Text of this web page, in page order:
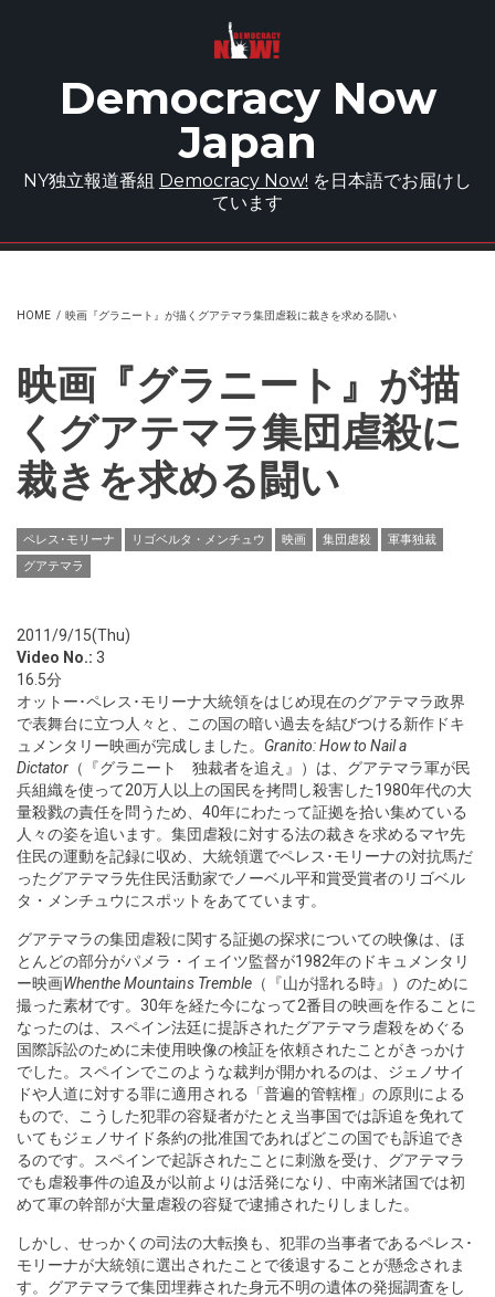
Democracy Now
Japan
NY独立報道番組 Democracy Now! を日本語でお届けし
ています
HOME / 映画『グラニート』が描くグアテマラ集団虐殺に裁きを求める闘い
映画『グラニート』が描
くグアテマラ集団虐殺に
裁きを求める闘い
ペレス･モリーナ リゴベルタ・メンチュウ 映画 集団虐殺
軍事独裁
グアテマラ
2011/9/15(Thu)
Video No.: 3
16.5分
オットー･ペレス･モリーナ大統領をはじめ現在のグアテマラ政界
で表舞台に立つ人々と、この国の暗い過去を結びつける新作ドキ
ュメンタリー映画が完成しました。 Granito: How to Nail a
Dictator （『グラニート 独裁者を追え』）は、グアテマラ軍が民
兵組織を使って20万人以上の国民を拷問し殺害した1980年代の大
量殺戮の責任を問うため、40年にわたって証拠を拾い集めている
人々の姿を追います。集団虐殺に対する法の裁きを求めるマヤ先
住民の運動を記録に収め、大統領選でペレス･モリーナの対抗馬だ
ったグアテマラ先住民活動家でノーベル平和賞受賞者のリゴベル
タ・メンチュウにスポットをあてています。
グアテマラの集団虐殺に関する証拠の探求についての映像は、ほ
とんどの部分がパメラ・イェイツ監督が1982年のドキュメンタリ
ー映画Whenthe Mountains Tremble （『山が揺れる時』）のために
撮った素材です。30年を経た今になって2番目の映画を作ることに
なったのは、スペイン法廷に提訴されたグアテマラ虐殺をめぐる
国際訴訟のために未使用映像の検証を依頼されたことがきっかけ
でした。スペインでこのような裁判が開かれるのは、ジェノサイ
ドや人道に対する罪に適用される「普遍的管轄権」の原則による
もので、こうした犯罪の容疑者がたとえ当事国では訴追を免れて
いてもジェノサイド条約の批准国であればどこの国でも訴追でき
るのです。スペインで起訴されたことに刺激を受け、グアテマラ
でも虐殺事件の追及が以前よりは活発になり、中南米諸国では初
めて軍の幹部が大量虐殺の容疑で逮捕されたりしました。
しかし、せっかくの司法の大転換も、犯罪の当事者であるペレス･
モリーナが大統領に選出されたことで後退することが懸念されま
す。グアテマラで集団埋葬された身元不明の遺体の発掘調査をし